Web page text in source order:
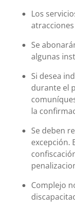
Los
Se
algunas
Si desea
durante el
la
Se deben
excepción.
Complejo